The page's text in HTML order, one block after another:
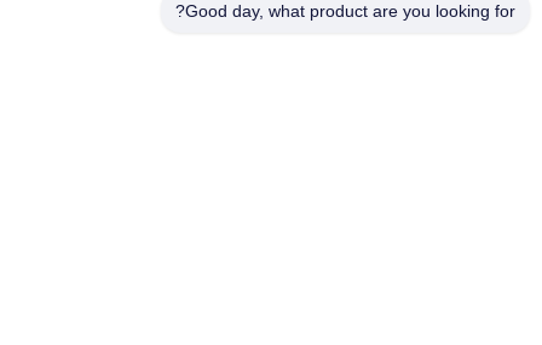
الطابق الرابع، المبنى الرابع، منطقة شينتانغ الصناعية، بايشيشيا،
Good day, what product are you looking for?